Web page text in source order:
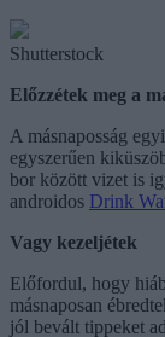
Shutterstock
Előzzétek meg a
A másnaposság
egyszerűen
bor között vizet is
androidos Drink
Vagy kezeljétek
Előfordul, hogy
másnaposan
jól bevált tippeket